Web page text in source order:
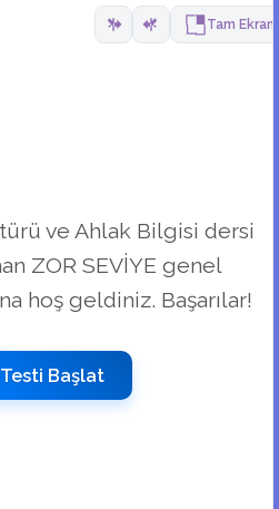
Tam Ekran
ve Ahlak Bilgisi dersi
ZOR SEVİYE genel
hoş geldiniz. Başarılar!
Testi Başlat